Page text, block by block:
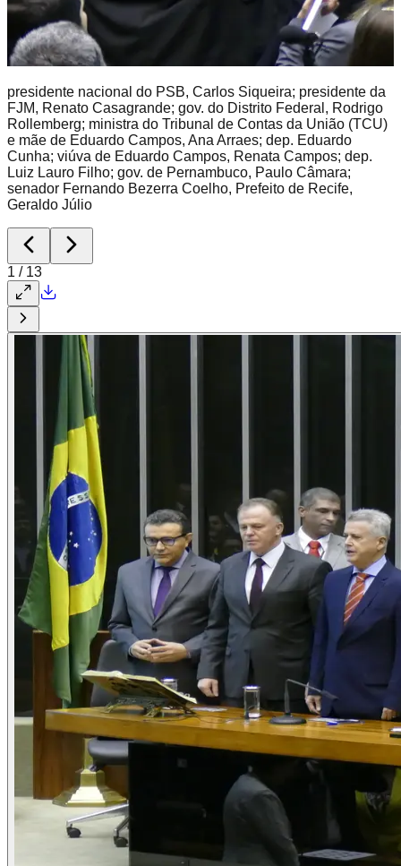
presidente nacional do PSB, Carlos Siqueira; presidente da
FJM, Renato Casagrande; gov. do Distrito Federal, Rodrigo
Rollemberg; ministra do Tribunal de Contas da União (TCU)
e mãe de Eduardo Campos, Ana Arraes; dep. Eduardo
Cunha; viúva de Eduardo Campos, Renata Campos; dep.
Luiz Lauro Filho; gov. de Pernambuco, Paulo Câmara;
senador Fernando Bezerra Coelho, Prefeito de Recife,
Geraldo Júlio
1 / 13